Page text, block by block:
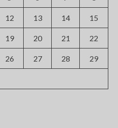
12 13 14 15
19 20 21 22
26 27 28 29